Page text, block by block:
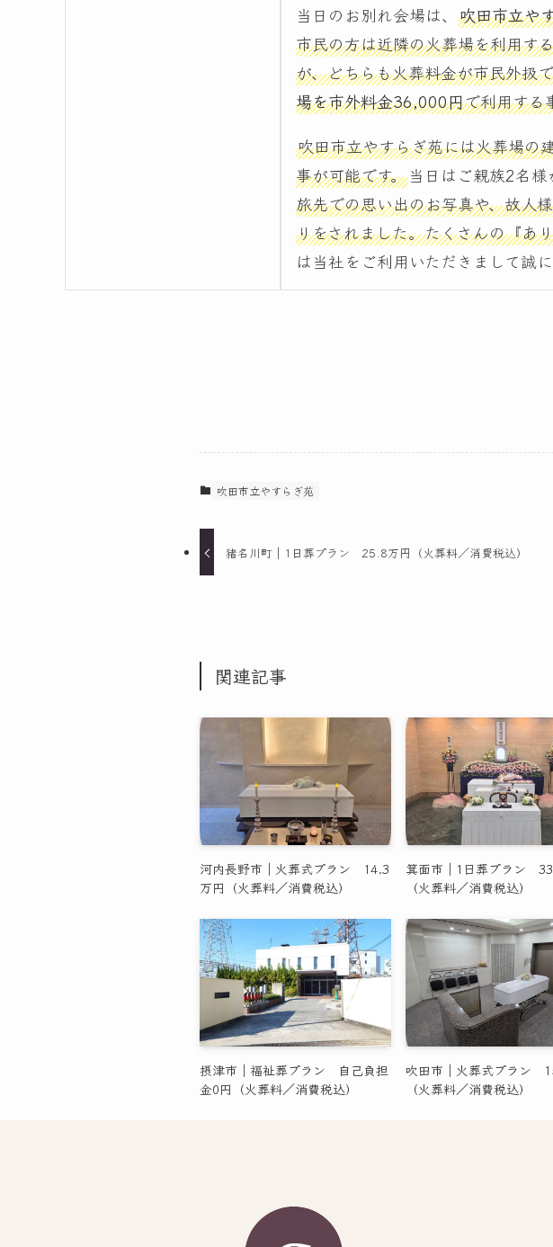
当日のお別れ会場は、 吹田市立や
市民の方は近隣の火葬場を利用す
が、どちらも火葬料金が市民外扱で
場を市外料金36,000円で利用する
吹田市立やすらぎ苑には火葬場の
事が可能です。当日はご親族2名
旅先での思い出のお写真や、故人
りをされました。たくさんの『あ
は当社をご利用いただきまして誠
吹田市立やすらぎ苑
猪名川町｜1日葬プラン 25.8万円（火葬料／消費税込）
関連記事
河内長野市｜火葬式プラン 14.3
万円（火葬料／消費税込）
箕面市｜1日葬プラン
（火葬料／消費税込）
摂津市｜福祉葬プラン 自己負担
金0円（火葬料／消費税込）
吹田市｜火葬式プラン
（火葬料／消費税込）